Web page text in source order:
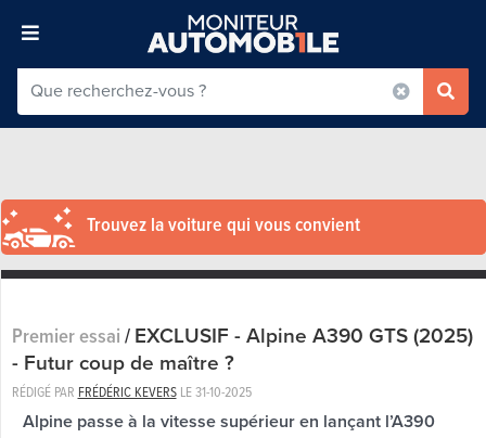
Trouvez la voiture qui vous convient
Premier essai/EXCLUSIF - Alpine A390 GTS (2025)
- Futur coup de maître ?
RÉDIGÉ PAR FRÉDÉRIC KEVERSLE31-10-2025
Alpine passe à la vitesse supérieur en lançant l’A390